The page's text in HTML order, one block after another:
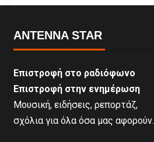
ANTENNA STAR
Επιστροφή στο ραδιόφωνο
Επιστροφή στην ενημέρωση
Μουσική, ειδήσεις, ρεπορτάζ,
σχόλια για όλα όσα μας αφορούν.